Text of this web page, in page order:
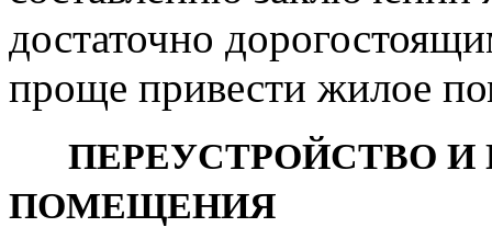
достаточно
проще привести жилое
ПЕРЕУСТРОЙСТВО И
ПОМЕЩЕНИЯ